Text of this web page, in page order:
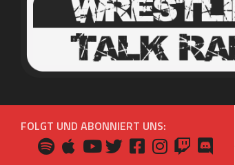
FOLGT UND ABONNIERT UNS: